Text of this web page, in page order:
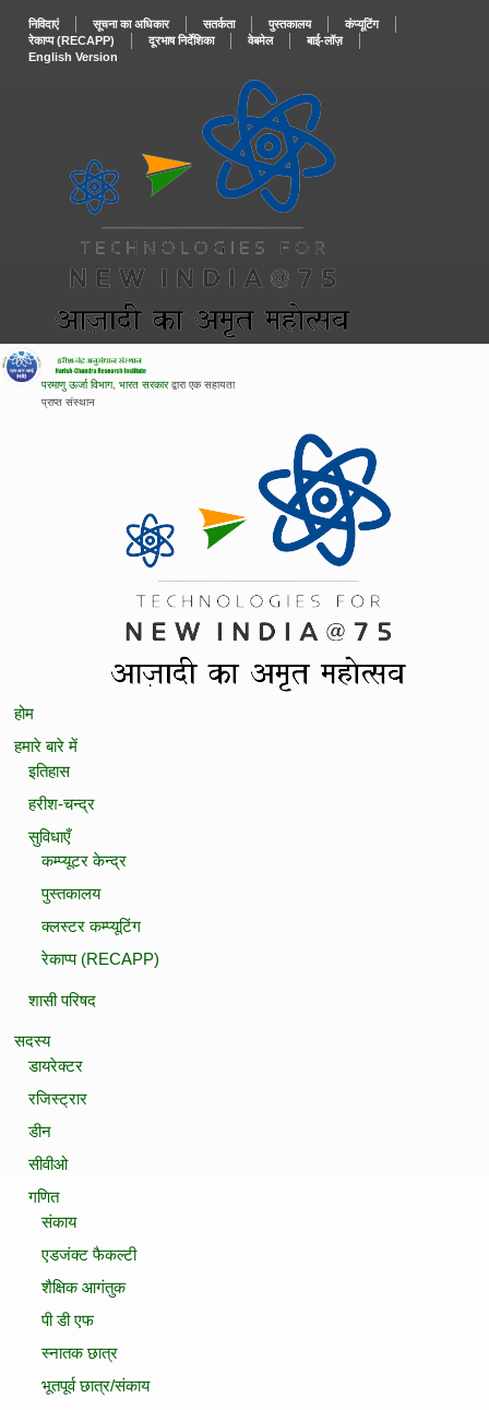
निविदाएं सूचना का अधिकार सतर्कता पुस्‍तकालय
कंप्यूटिंग
रेकाप्प (RECAPP) दूरभाष निर्देशिका वेबमेल
बाई-लॉज़
English Version
परमाणु ऊर्जा विभाग, भारत सरकारद्वारा एक सहायता
प्राप्त संस्थान
होम
हमारे बारे में
इतिहास
हरीश-चन्‍द्र
सुविधाएँ
कम्‍प्‍यूटर केन्‍द्र
पुस्‍तकालय
क्‍लस्‍टर कम्‍प्‍यूटिंग
रेकाप्प (RECAPP)
शासी परिषद
सदस्‍य
डायरेक्टर
रजिस्ट्रार
डीन
सीवीओ
गणित
संकाय
एडजंक्ट फैकल्टी
शैक्षिक आगंतुक
पी डी एफ
स्नातक छात्र
भूतपूर्व छात्र/संकाय